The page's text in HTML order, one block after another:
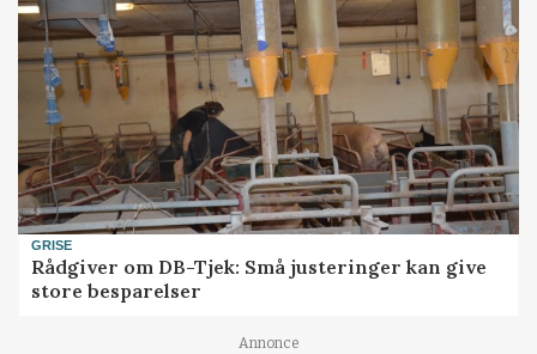
GRISE
Rådgiver om DB-Tjek: Små justeringer kan give
store besparelser
Annonce